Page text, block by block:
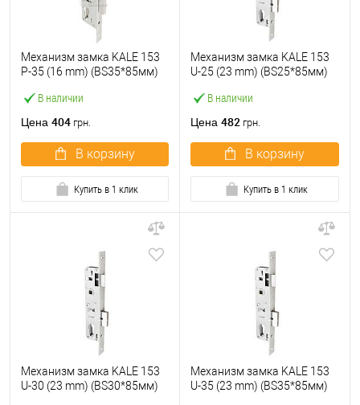
В наличии
Механизм замка KALE 153
P-35 (16 mm) (BS35*85мм)
Цена 404 грн.
В корзину
Купить в 1 клик
В наличии
Механизм замка KALE 153
U-25 (23 mm) (BS25*85мм)
Цена 482 грн.
В корзину
Купить в 1 клик
Механизм замка KALE 153
U-30 (23 mm) (BS30*85мм)
Механизм замка KALE 153
U-35 (23 mm) (BS35*85мм)